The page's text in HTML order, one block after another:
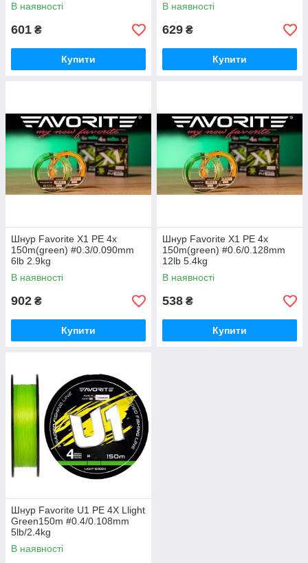
В наявності
601 ₴
Купити
В наявності
629 ₴
Купити
Шнур Favorite X1 PE 4x
150m(green) #0.3/0.090mm
6lb 2.9kg
В наявності
902 ₴
Купити
Шнур Favorite X1 PE 4x
150m(green) #0.6/0.128mm
12lb 5.4kg
В наявності
538 ₴
Купити
Шнур Favorite U1 PE 4X Llight
Green150m #0.4/0.108mm
5lb/2.4kg
В наявності